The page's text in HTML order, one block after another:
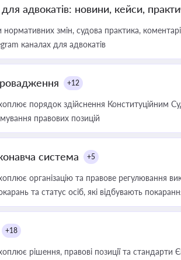
адвокатів: новини, кейси,
змін, судова практика,
каналах для адвокатів
+12
порядок здійснення Конституційним
правових позицій
система +5
організацію та правове регулювання
та статус осіб, які відбувають
+18
рішення, правові позиції та